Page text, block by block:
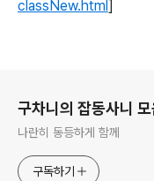
classNew.html]
구차니의 잡동사니 모
나란히 동등하게 함께
구독하기